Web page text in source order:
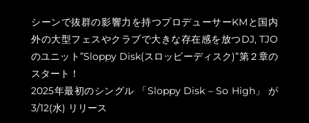
シーンで抜群の影響力を持つプロデューサーKMと国内
外の大型フェスやクラブで大きな存在感を放つDJ, TJO
のユニット”Sloppy Disk(スロッピーディスク)”第２章の
スタート！
2025年最初のシングル 「Sloppy Disk – So High」 が
3/12(水) リリース